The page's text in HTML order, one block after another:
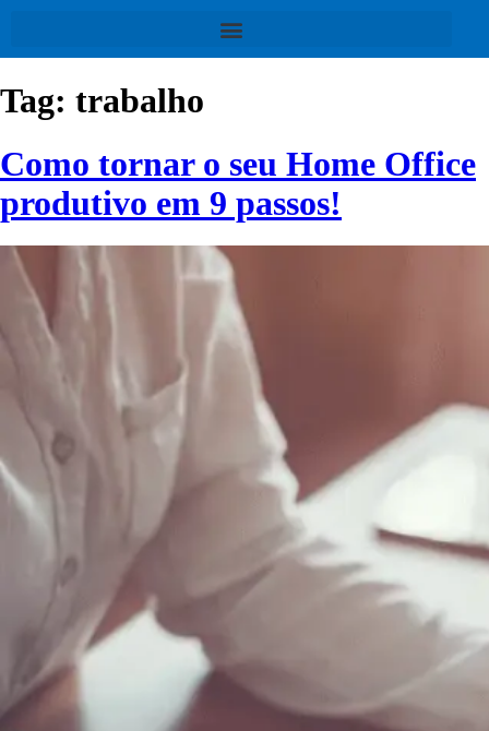
Tag: trabalho
Como tornar o seu Home Office
produtivo em 9 passos!